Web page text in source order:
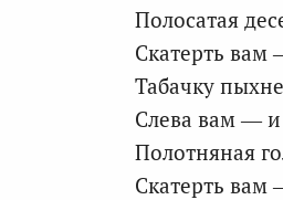
Полосатая
Скатерть
Табачку
Слева вам — и
Полотняная
Скатерть вам